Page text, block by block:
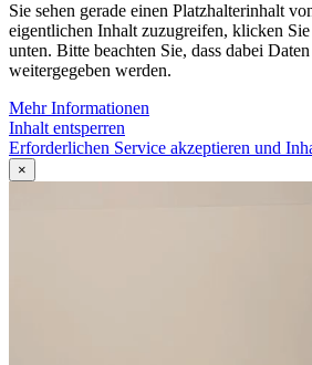
Sie sehen gerade einen Platzhalterinhalt
eigentlichen Inhalt zuzugreifen, klicken
unten. Bitte beachten Sie, dass dabei
weitergegeben werden.
Mehr Informationen
Inhalt entsperren
Erforderlichen Service akzeptieren und
×